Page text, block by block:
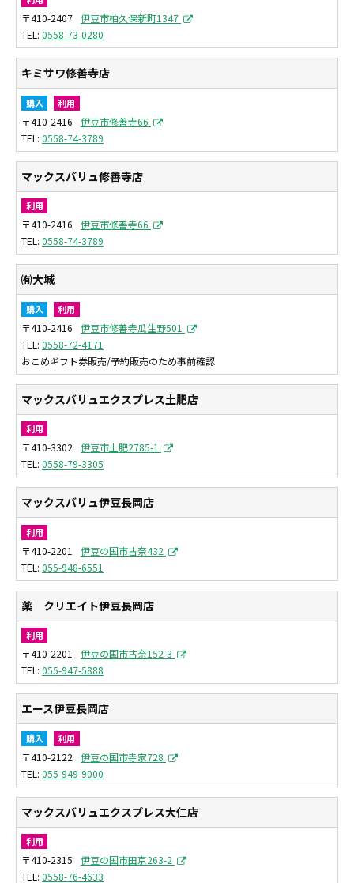
〒410-2407 伊豆市柏久保新町1347
0558-73-0280
キミサワ修善寺店
購入 利用
〒410-2416
伊豆市修善寺66
0558-74-3789
マックスバリュ修善寺店
利用
〒410-2416
伊豆市修善寺66
0558-74-3789
㈲大城
購入 利用
〒410-2416
伊豆市修善寺瓜生野501
0558-72-4171
おこめギフト券販売/予約販売のため事前確認
マックスバリュエクスプレス土肥店
利用
〒410-3302
伊豆市土肥2785-1
0558-79-3305
マックスバリュ伊豆長岡店
利用
〒410-2201
伊豆の国市古奈432
055-948-6551
薬 クリエイト伊豆長岡店
利用
〒410-2201
伊豆の国市古奈152-3
055-947-5888
エース伊豆長岡店
購入 利用
〒410-2122
伊豆の国市寺家728
055-949-9000
マックスバリュエクスプレス大仁店
利用
〒410-2315
伊豆の国市田京263-2
0558-76-4633